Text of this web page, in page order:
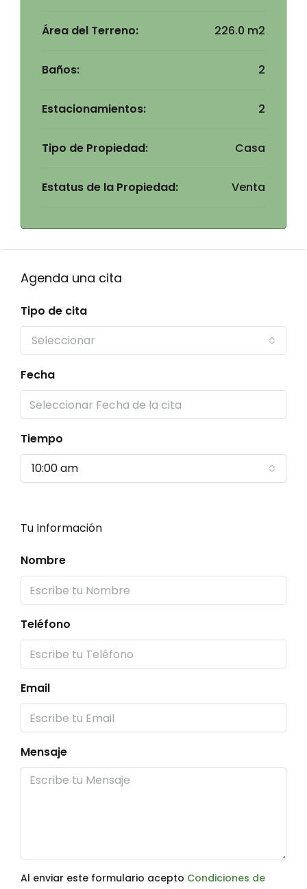
Área del Terreno: 226.0 m2
Baños: 2
Estacionamientos: 2
Tipo de Propiedad: Casa
Estatus de la Propiedad: Venta
Agenda una cita
Tipo de cita
Seleccionar
Fecha
Tiempo
10:00 am
Tu Información
Nombre
Teléfono
Email
Mensaje
Al enviar este formulario acepto Condiciones de